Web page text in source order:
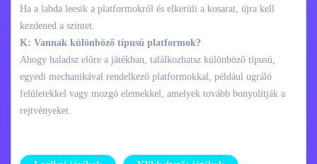
Ha a labda leesik a platformokról és elkerüli a kosarat, újra kell
kezdened a szintet.
K: Vannak különböző típusú platformok?
Ahogy haladsz előre a játékban, találkozhatsz különböző típusú,
egyedi mechanikával rendelkező platformokkal, például ugráló
felületekkel vagy mozgó elemekkel, amelyek tovább bonyolítják a
rejtvényeket.